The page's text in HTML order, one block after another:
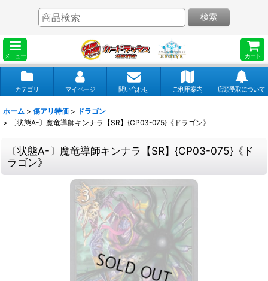
メニュー カート
検索
カテゴリ マイページ 問い合わせ ご利用案内 店頭受取について
ホーム > 傷アリ特価 > ドラゴン
>
〔状態A-〕魔竜導師キンナラ【SR】{CP03-075}《ドラゴン》
〔状態A-〕魔竜導師キンナラ【SR】{CP03-075}《ド
ラゴン》